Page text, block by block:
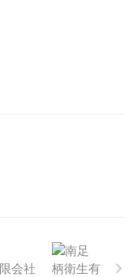
会社